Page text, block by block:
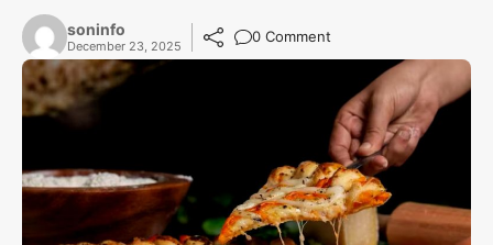
soninfo
December 23, 2025
0 Comment